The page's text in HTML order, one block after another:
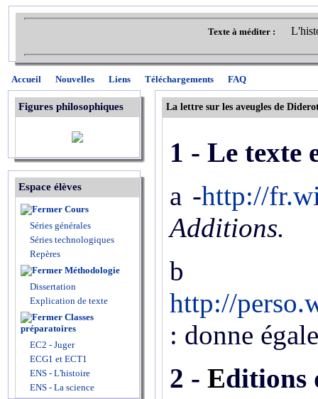
Texte à méditer :
Accueil Nouvelles Liens Téléchargements FAQ
Figures philosophiques
Espace élèves
Cours
Séries générales
Séries technologiques
Repères
Méthodologie
Dissertation
Explication de texte
Classes
préparatoires
EC2 - Juger
ECG1 et ECT1
ENS - L'histoire
ENS - La science
La lettre sur les aveugles de
1 - Le texte
a -http://
Additions.
http://
: donne
2 - Editions